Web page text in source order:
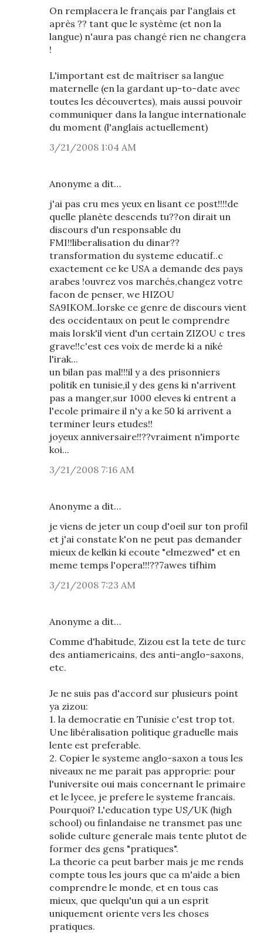
On remplacera le français par l'anglais et
après ?? tant que le système (et non la
langue) n'aura pas changé rien ne changera
!
L'important est de maîtriser sa langue
maternelle (en la gardant up-to-date avec
toutes les découvertes), mais aussi pouvoir
communiquer dans la langue internationale
du moment (l'anglais actuellement)
3/21/2008 1:04 AM
Anonyme a dit…
j'ai pas cru mes yeux en lisant ce post!!!!de
quelle planète descends tu??on dirait un
discours d'un responsable du
FMI!!liberalisation du dinar??
transformation du systeme educatif..c
exactement ce ke USA a demande des pays
arabes !ouvrez vos marchés,changez votre
facon de penser, we HIZOU
SA9IKOM..lorske ce genre de discours vient
des occidentaux on peut le comprendre
mais lorsk'il vient d'un certain ZIZOU c tres
grave!!c'est ces voix de merde ki a niké
l'irak...
un bilan pas mal!!!il y a des prisonniers
politik en tunisie,il y des gens ki n'arrivent
pas a manger,sur 1000 eleves ki entrent a
l'ecole primaire il n'y a ke 50 ki arrivent a
terminer leurs etudes!!
joyeux anniversaire!!??vraiment n'importe
koi...
3/21/2008 7:16 AM
Anonyme a dit…
je viens de jeter un coup d'oeil sur ton profil
et j'ai constate k'on ne peut pas demander
mieux de kelkin ki ecoute "elmezwed" et en
meme temps l'opera!!!??7awes tifhim
3/21/2008 7:23 AM
Anonyme a dit…
Comme d'habitude, Zizou est la tete de turc
des antiamericains, des anti-anglo-saxons,
etc.
Je ne suis pas d'accord sur plusieurs point
ya zizou:
1. la democratie en Tunisie c'est trop tot.
Une libéralisation politique graduelle mais
lente est preferable.
2. Copier le systeme anglo-saxon a tous les
niveaux ne me parait pas approprie: pour
l'universite oui mais concernant le primaire
et le lycee, je prefere le systeme francais.
Pourquoi? L'education type US/UK (high
school) ou finlandaise ne transmet pas une
solide culture generale mais tente plutot de
former des gens "pratiques".
La theorie ca peut barber mais je me rends
compte tous les jours que ca m'aide a bien
comprendre le monde, et en tous cas
mieux, que quelqu'un qui a un esprit
uniquement oriente vers les choses
pratiques.